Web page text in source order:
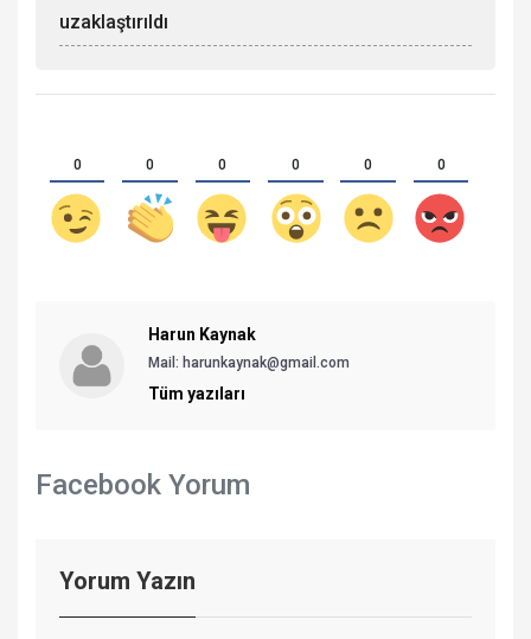
uzaklaştırıldı
0 0 0 0 0 0
Harun Kaynak
Mail: harunkaynak@gmail.com
Tüm yazıları
Facebook Yorum
Yorum Yazın